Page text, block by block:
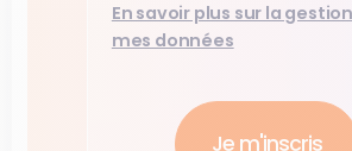
En savoir plus sur la
mes données